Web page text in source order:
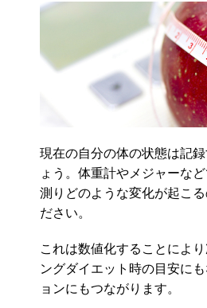
現在の自分の体の状態は記
ょう。体重計やメジャーな
測りどのような変化が起こる
ださい。
これは数値化することによ
ングダイエット時の目安に
ョンにもつながります。